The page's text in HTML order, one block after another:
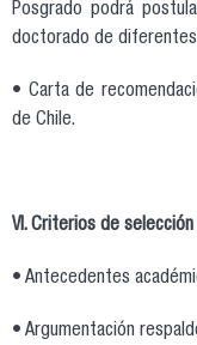
Posgrado podrá
doctorado de
• Carta de
de Chile.
VI. Criterios de selección
• Antecedentes
• Argumentación